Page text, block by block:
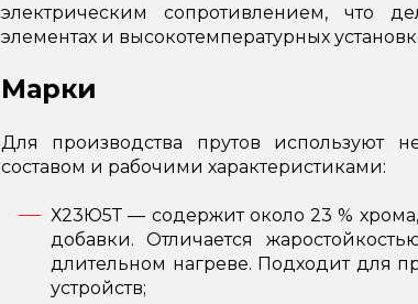
электрическим сопротивлением, что
элементах и высокотемпературных
Марки
Для производства прутов используют
составом и рабочими характеристиками:
Х23Ю5Т — содержит около 23 %
добавки. Отличается
длительном нагреве. Подходит для
устройств;